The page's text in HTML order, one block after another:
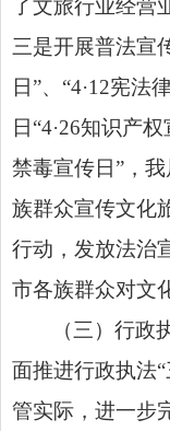
了文旅行业经营
三是开展普法宣
日”、“4·12宪法
日“4·26知识产
禁毒宣传日”，
族群众宣传文化
行动，发放法治
市各族群众对文
（三）行
面推进行政执法
管实际，进一步